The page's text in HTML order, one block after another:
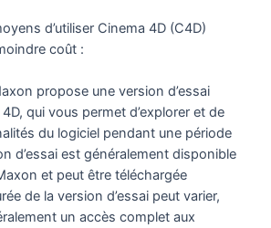
d’utiliser Cinema 4D (C4D)
coût :
propose une version d’essai
qui vous permet d’explorer et de
du logiciel pendant une période
d’essai est généralement disponible
et peut être téléchargée
de la version d’essai peut varier,
un accès complet aux